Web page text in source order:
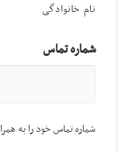
نام خانوادگی
شماره تماس
شماره تماس خود را به